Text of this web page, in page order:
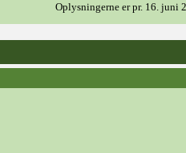
Oplysningerne er pr. 16. juni